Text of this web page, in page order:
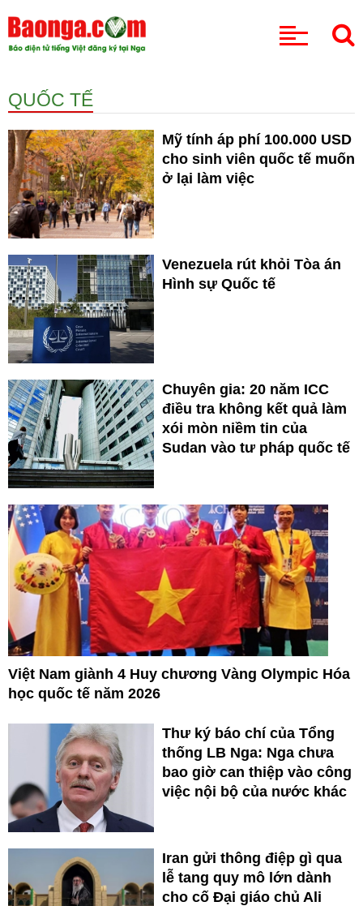
QUỐC TẾ
Mỹ tính áp phí 100.000 USD
cho sinh viên quốc tế muốn
ở lại làm việc
Venezuela rút khỏi Tòa án
Hình sự Quốc tế
Chuyên gia: 20 năm ICC
điều tra không kết quả làm
xói mòn niềm tin của
Sudan vào tư pháp quốc tế
Việt Nam giành 4 Huy chương Vàng Olympic Hóa
học quốc tế năm 2026
Thư ký báo chí của Tổng
thống LB Nga: Nga chưa
bao giờ can thiệp vào công
việc nội bộ của nước khác
Iran gửi thông điệp gì qua
lễ tang quy mô lớn dành
cho cố Đại giáo chủ Ali